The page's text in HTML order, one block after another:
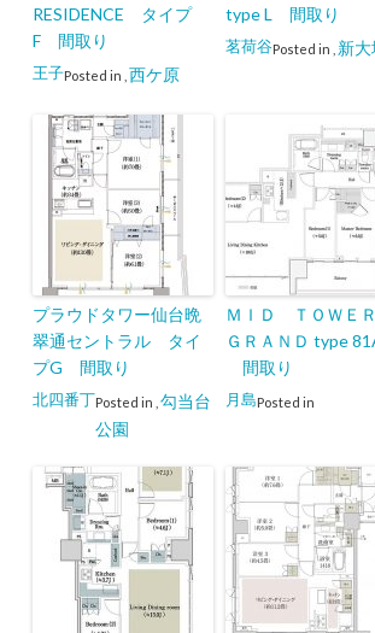
RESIDENCE タイプ
F 間取り
Posted in
王子 西ケ原
type L 間取り
Posted in
茗荷谷 新大
プラウドタワー仙台晩
翠通セントラル タイ
プG 間取り
Posted in
北四番丁
勾当台
公園
ＭＩＤ ＴＯＷＥ
ＧＲＡＮＤ type
間取り
Posted in
月島